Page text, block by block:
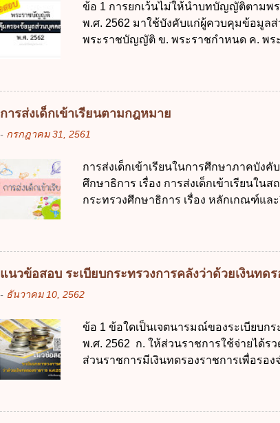
เป็นศูนย์แลกเปลี่ยนข้อมูลกลาง ค. กำหน
บริหารจัดการข้อมูลของหน่วยงานของรัฐ
ภาครัฐและการจัดทำบริการสาธารณะใ
ข้อ 1 การยกเว้นไม่ให้นำบทบัญญัติตาม
พ.ศ. 2562 มาใช้บังคับแก่ผู้ควบคุมข้อมูล
พระราชบัญญัติ ข. พระราชกำหนด ค. พร
ในบังคับพระราชบัญญัติคุ้มครองข้อมูลส่
แห่ง ข. กิจการด้านการศึกษา ค. กิจการ
ข้อ 3 โดยหลัก ทั่วไป พระราชบัญญัติคุ้มค
ตั้งแต่วันใด ก. 26 พฤษภาคม 2562 ข.
ง. 29 พฤษภาคม 2562 ข้อ 4 "บุคคลหรือ
ควบคุมข้อมูลส่วนบุคคล ข. ผู้ประมวลผลข้
ไม่มีข้อใดถูกต้อง ข้อ 5 ผู้มีอำนาจแต่งตั้ง
คุ้มครองข้อมูลส่วนบุคคล พ.ศ. 2562 ก. น
การส่งเด็กเข้าเรียนตามกฎหมาย
- กรกฎาคม 31, 2561
การส่งเด็กเข้าเรียนในการศึกษาภาคบังคั
ศึกษาธิการ เรื่อง การส่งเด็กเข้าเรียนใน
กระทรวงศึกษาธิการ เรื่อง หลักเกณฑ์แ
การศึกษาภาคบังคับ พ.ศ. 2545 ซึ่งเป็น
ดังนี้ 1. คำว่า "เด็ก" หมายถึง เด็กซึ่งมีอายุ
แต่เด็กที่สอบได้ชั้นปีที่ 9 ของการศึกษาภ
ประมวลกฎหมายแพ่งและพาณิชย์ 2.4 บุ
ของการเปิดเรียนภาคต้น (ภาคเรียนที่ 1)
ภายใน 7 วัน นับแต่วันแรกของการเปิดเรี
แนวข้อสอบ ระเบียบกระทรวงการคลังว่าด้วยเงินทด
- ธันวาคม 10, 2562
ข้อ 1 ข้อใดเป็นเจตนารมณ์ของระเบียบก
พ.ศ. 2562 ก. ให้ส่วนราชการใช้จ่ายได้ร
ส่วนราชการมีเงินทดรองราชการเพื่อรอ
ง. สนับสนุนการให้ความช่วยเหลือในกรณี
จากงบประมาณได้ ข้อ 2 ระเบียบกระทรว